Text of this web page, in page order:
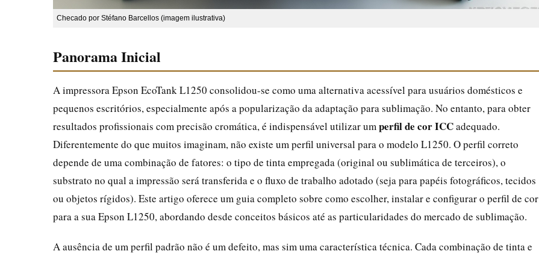
Checado por Stéfano Barcellos (imagem ilustrativa)
Panorama Inicial
A impressora Epson EcoTank L1250 consolidou-se como uma alternativa acessível para usuários domésticos e
pequenos escritórios, especialmente após a popularização da adaptação para sublimação. No entanto, para obter
resultados profissionais com precisão cromática, é indispensável utilizar um perfil de cor ICCadequado.
Diferentemente do que muitos imaginam, não existe um perfil universal para o modelo L1250. O perfil correto
depende de uma combinação de fatores: o tipo de tinta empregada (original ou sublimática de terceiros), o
substrato no qual a impressão será transferida e o fluxo de trabalho adotado (seja para papéis fotográficos, tecidos
ou objetos rígidos). Este artigo oferece um guia completo sobre como escolher, instalar e configurar o perfil de cor
para a sua Epson L1250, abordando desde conceitos básicos até as particularidades do mercado de sublimação.
A ausência de um perfil padrão não é um defeito, mas sim uma característica técnica. Cada combinação de tinta e